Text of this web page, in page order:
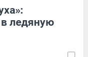
ледяную